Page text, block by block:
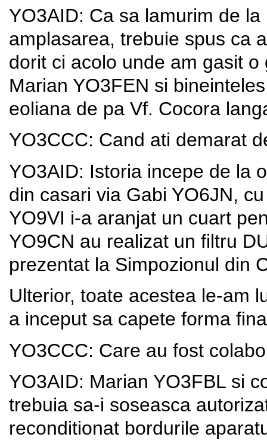
YO3AID: Ca sa lamurim de
amplasarea, trebuie spus ca
dorit ci acolo unde am gasit
Marian YO3FEN si
eoliana de pa Vf. Cocora
YO3CCC: Cand ati demarat
YO3AID: Istoria incepe de la
din casari via Gabi YO6JN,
YO9VI i-a aranjat un cuart
YO9CN au realizat un filtru
prezentat la Simpozionul din
Ulterior, toate acestea le-am
a inceput sa capete forma
YO3CCC: Care au fost
YO3AID: Marian YO3FBL si
trebuia sa-i soseasca
reconditionat bordurile